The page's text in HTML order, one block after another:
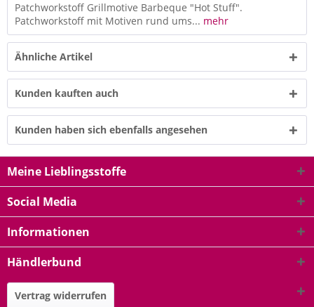
Patchworkstoff Grillmotive Barbeque "Hot Stuff".
Patchworkstoff mit Motiven rund ums... mehr
Ähnliche Artikel
Kunden kauften auch
Kunden haben sich ebenfalls angesehen
Meine Lieblingsstoffe
Social Media
Informationen
Händlerbund
Vertrag widerrufen